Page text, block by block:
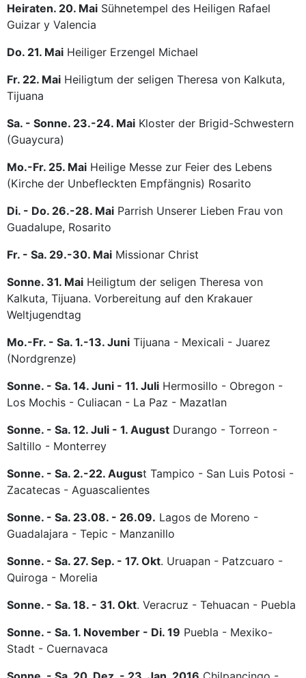
Heiraten. 20. Mai Sühnetempel des Heiligen Rafael
Guizar y Valencia
Do. 21. Mai Heiliger Erzengel Michael
Fr. 22. Mai Heiligtum der seligen Theresa von Kalkuta,
Tijuana
Sa. - Sonne. 23.-24. Mai Kloster der Brigid-Schwestern
(Guaycura)
Mo.-Fr. 25. Mai Heilige Messe zur Feier des Lebens
(Kirche der Unbefleckten Empfängnis) Rosarito
Di. - Do. 26.-28. Mai Parrish Unserer Lieben Frau von
Guadalupe, Rosarito
Fr. - Sa. 29.-30. Mai Missionar Christ
Sonne. 31. Mai Heiligtum der seligen Theresa von
Kalkuta, Tijuana. Vorbereitung auf den Krakauer
Weltjugendtag
Mo.-Fr. - Sa. 1.-13. Juni Tijuana - Mexicali - Juarez
(Nordgrenze)
Sonne. - Sa. 14. Juni - 11. Juli Hermosillo - Obregon -
Los Mochis - Culiacan - La Paz - Mazatlan
Sonne. - Sa. 12. Juli - 1. August Durango - Torreon -
Saltillo - Monterrey
Sonne. - Sa. 2.-22. August Tampico - San Luis Potosi -
Zacatecas - Aguascalientes
Sonne. - Sa. 23.08. - 26.09. Lagos de Moreno -
Guadalajara - Tepic - Manzanillo
Sonne. - Sa. 27. Sep. - 17. Okt. Uruapan - Patzcuaro -
Quiroga - Morelia
Sonne. - Sa. 18. - 31. Okt. Veracruz - Tehuacan - Puebla
Sonne. - Sa. 1. November - Di. 19 Puebla - Mexiko-
Stadt - Cuernavaca